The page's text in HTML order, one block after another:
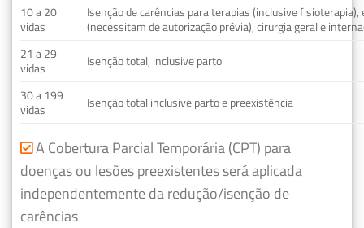
10 a 20
vidas
Isenção de carências para terapias (inclusive fisioterapia),
(necessitam de autorização prévia), cirurgia geral e
21 a 29
vidas
Isenção total, inclusive parto
30 a 199
vidas
Isenção total inclusive parto e preexistência
A Cobertura Parcial Temporária (CPT) para
doenças ou lesões preexistentes será aplicada
independentemente da redução/isenção de
carências